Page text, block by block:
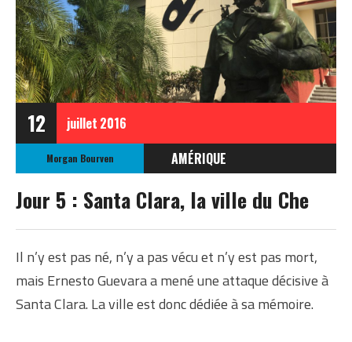
12 juillet 2016
Morgan Bourven
AMÉRIQUE
CUBA
Jour 5 : Santa Clara, la ville du Che
Il n’y est pas né, n’y a pas vécu et n’y est pas mort,
mais Ernesto Guevara a mené une attaque décisive à
Santa Clara. La ville est donc dédiée à sa mémoire.